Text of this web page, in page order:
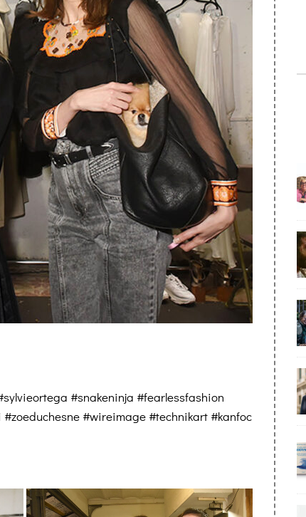
#snakeninja #fearlessfashion
#wireimage #technikart #kanfoc